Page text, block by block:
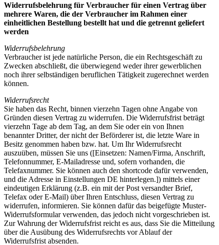
Widerrufsbelehrung für Verbraucher für einen Vertrag über
mehrere Waren, die der Verbraucher im Rahmen einer
einheitlichen Bestellung bestellt hat und die getrennt geliefert
werden
Widerrufsbelehrung
Verbraucher ist jede natürliche Person, die ein Rechtsgeschäft zu
Zwecken abschließt, die überwiegend weder ihrer gewerblichen
noch ihrer selbständigen beruflichen Tätigkeit zugerechnet werden
können.
Widerrufsrecht
Sie haben das Recht, binnen vierzehn Tagen ohne Angabe von
Gründen diesen Vertrag zu widerrufen. Die Widerrufsfrist beträgt
vierzehn Tage ab dem Tag, an dem Sie oder ein von Ihnen
benannter Dritter, der nicht der Beförderer ist, die letzte Ware in
Besitz genommen haben bzw. hat. Um Ihr Widerrufsrecht
auszuüben, müssen Sie uns ([Einsetzen: Namen/Firma, Anschrift,
Telefonnummer, E-Mailadresse und, sofern vorhanden, die
Telefaxnummer. Sie können auch den shortcode dafür verwenden,
und die Adresse in Einstellungen DE hinterlegen.]) mittels einer
eindeutigen Erklärung (z.B. ein mit der Post versandter Brief,
Telefax oder E-Mail) über Ihren Entschluss, diesen Vertrag zu
widerrufen, informieren. Sie können dafür das beigefügte Muster-
Widerrufsformular verwenden, das jedoch nicht vorgeschrieben ist.
Zur Wahrung der Widerrufsfrist reicht es aus, dass Sie die Mitteilung
über die Ausübung des Widerrufsrechts vor Ablauf der
Widerrufsfrist absenden.